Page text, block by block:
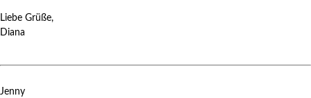
Liebe Grüße,
Diana
Jenny